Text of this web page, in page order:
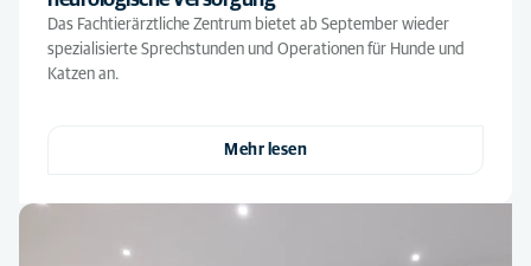
Das Fachtierärztliche Zentrum bietet ab September wieder
spezialisierte Sprechstunden und Operationen für Hunde und
Katzen an.
Mehr lesen